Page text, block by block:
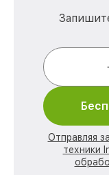
Отправляя
техники